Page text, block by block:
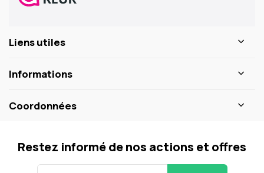
Liens utiles
Informations
Coordonnées
Restez informé de nos actions et offres